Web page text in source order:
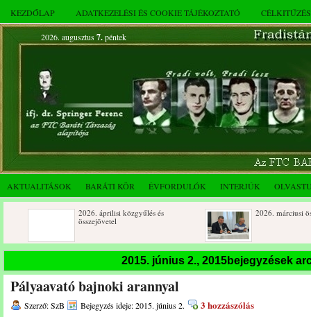
KEZDŐLAP ADATKEZELÉSI ÉS COOKIE TÁJÉKOZTATÓ
2026. augusztus 7.péntek
AKTUALITÁSOK BARÁTI KÖR ÉVFORDULÓK INTERJÚK
2026. áprilisi közgyűlés és
2026. márciusi összejövetel
Rendkívüli közgyűlés és a 2025.
Dálnoki József 90 éves
2015. június 2., 2015bejegyzések
Pályaavató bajnoki arannyal
Szerző: SzB Bejegyzés ideje: 2015. június 2. 3 hozzászólás